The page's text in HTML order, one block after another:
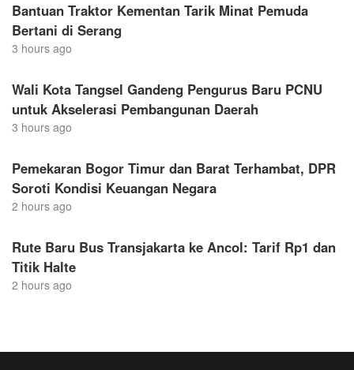
Bantuan Traktor Kementan Tarik Minat Pemuda
Bertani di Serang
3 hours ago
Wali Kota Tangsel Gandeng Pengurus Baru PCNU
untuk Akselerasi Pembangunan Daerah
3 hours ago
Pemekaran Bogor Timur dan Barat Terhambat, DPR
Soroti Kondisi Keuangan Negara
2 hours ago
Rute Baru Bus Transjakarta ke Ancol: Tarif Rp1 dan
Titik Halte
2 hours ago